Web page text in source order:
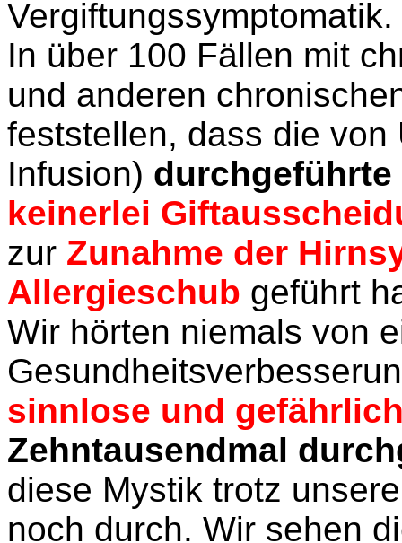
Vergiftungssymptomatik.
In über 100 Fällen mit
und anderen
feststellen, dass die
Infusion)
keinerlei
zur Zunahme der
Allergieschub geführt
Wir hörten niemals von
sinnlose und
Zehntausendmal
diese Mystik trotz
noch durch. Wir sehen